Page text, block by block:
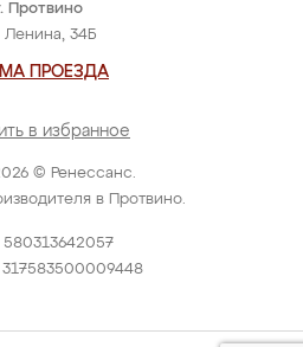
© Ренессанс.
в Протвино.
Протвино
Ленина, 34Б
ПРОЕЗДА
в избранное